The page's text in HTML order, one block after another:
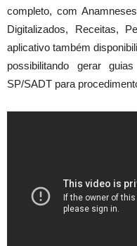
completo, com
Digitalizados, Receitas,
aplicativo também
possibilitando gerar
SP/SADT para